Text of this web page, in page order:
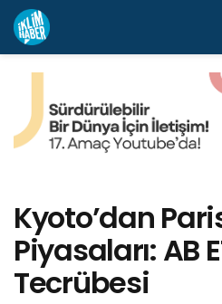
Kyoto’dan
Piyasaları: AB
Tecrübesi